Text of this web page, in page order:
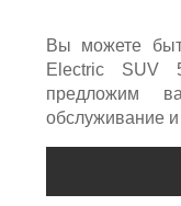
Вы можете
Electric
предложим
обслуживание